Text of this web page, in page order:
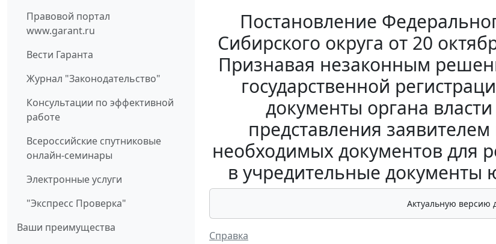
Правовой портал
www.garant.ru
Вести Гаранта
Журнал "Законодательство"
Консультации по эффективной
работе
Всероссийские спутниковые
онлайн-семинары
Электронные услуги
"Экспресс Проверка"
Ваши преимущества
Постановление
Сибирского округа от 20
Признавая незаконным
государственной
документы органа
представления
необходимых документов для
в учредительные документы
Актуальную версию
Справка